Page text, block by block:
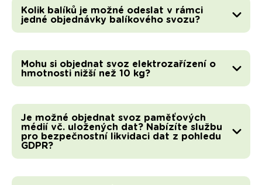
Kolik balíků je možné odeslat v rámci
jedné objednávky balíkového svozu?
Mohu si objednat svoz elektrozařízení o
hmotnosti nižší než 10 kg?
Je možné objednat svoz paměťových
médií vč. uložených dat? Nabízíte službu
pro bezpečnostní likvidaci dat z pohledu
GDPR?